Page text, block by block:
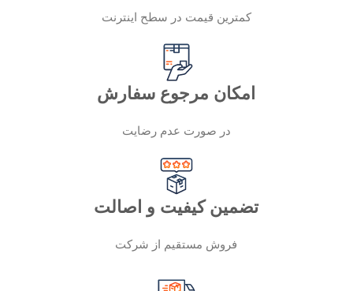
کمترین قیمت در سطح اینترنت
امکان مرجوع سفارش
در صورت عدم رضایت
تضمین کیفیت و اصالت
فروش مستقیم از شرکت